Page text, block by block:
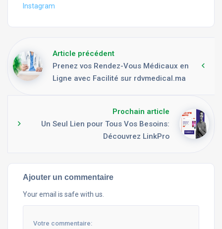
Instagram
Article précédent
Prenez vos Rendez-Vous Médicaux en
Ligne avec Facilité sur rdvmedical.ma
Prochain article
Un Seul Lien pour Tous Vos Besoins:
Découvrez LinkPro
Ajouter un commentaire
Your email is safe with us.